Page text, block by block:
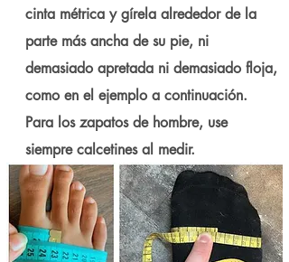
cinta métrica y gírela alrededor de la
parte más ancha de su pie, ni
demasiado apretada ni demasiado floja,
como en el ejemplo a continuación.
Para los zapatos de hombre, use
siempre calcetines al medir.